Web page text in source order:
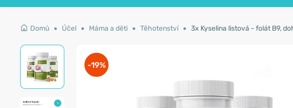
Domů Účel Máma a děti Těhotenství 3x Kyselina listová - folát B9,
-19%